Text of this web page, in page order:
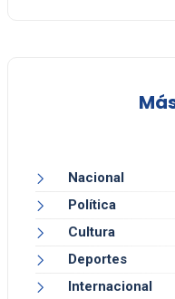
Nacional
Política
Cultura
Deportes
Internacional